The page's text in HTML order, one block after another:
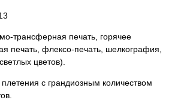
трансферная печать, горячее
печать, флексо-печать, шелкография,
цветов).
с грандиозным количеством